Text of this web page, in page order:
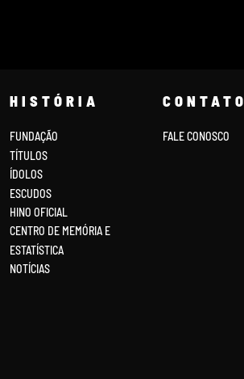
HISTÓRIA
FUNDAÇÃO
TÍTULOS
ÍDOLOS
ESCUDOS
HINO OFICIAL
CENTRO DE MEMÓRIA E
ESTATÍSTICA
NOTÍCIAS
CONTATO
FALE CONOSCO